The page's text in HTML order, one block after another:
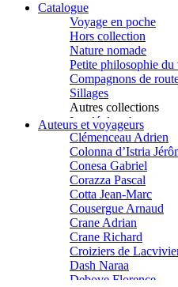
Catalogue
Voyage en poche
Hors collection
Nature nomade
Petite philosophie du
Compagnons de
Sillages
Autres collections
La clé des champs
Chemins d’étoiles
Visions
Auteurs et voyageurs
Caufriez Anne
Chérel Guillaume
Chambost Germain
Chapuis Éric
Chapuis Amandine
Chastel Marie
Chaud Marianne
Chenot Philippe
Chicurel Arnaud
Clémenceau Adrien
Colonna d’Istria
Conesa Gabriel
Corazza Pascal
Cotta Jean-Marc
Cousergue Arnaud
Crane Adrian
Crane Richard
Croiziers de
Dash Naraa
Debove Florence